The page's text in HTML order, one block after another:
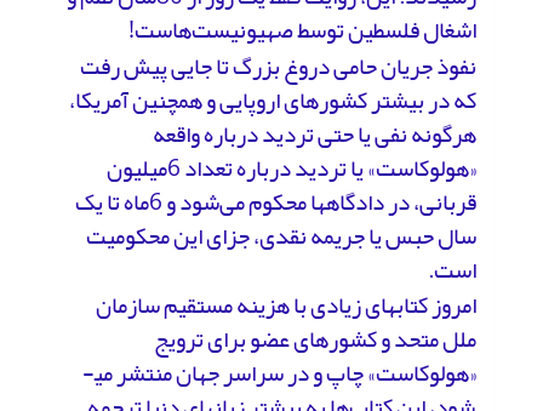
اشغال فلسطین توسط صهیونیست‌هاست!
نفوذ جریان حامی دروغ بزرگ تا جایی پیش رفت
که در بیشتر کشورهای اروپایی و همچنین آمریکا،
هرگونه نفی یا حتی تردید درباره واقعه
«هولوکاست» یا تردید درباره تعداد 6میلیون
قربانی، در دادگاه­ها محکوم می‌شود و 6ماه تا یک
سال حبس یا جریمه نقدی، جزای این محکومیت
است.
امروز کتاب­های زیادی با هزینه­ مستقیم سازمان
ملل متحد و کشورهای عضو برای ترویج
«هولوکاست» چاپ و در سراسر جهان منتشر می­